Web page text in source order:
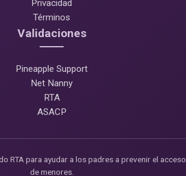
Privacidad
Términos
Validaciones
Pineapple Support
Net Nanny
RTA
ASACP
RTA para ayudar a los padres a prevenir el acceso
de menores.